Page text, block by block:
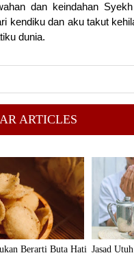
dan keindahan
kendiku dan aku takut
dunia.
ARTICLES
Berarti Buta Hati Jasad